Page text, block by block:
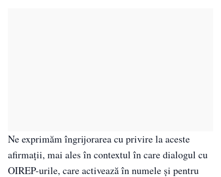
Ne exprimăm îngrijorarea cu privire la aceste
afirmații, mai ales în contextul în care dialogul cu
OIREP-urile, care activează în numele și pentru